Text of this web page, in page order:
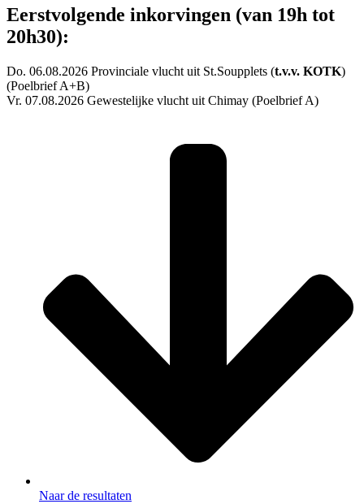
Eerstvolgende inkorvingen (van 19h tot
20h30):
Do. 06.08.2026 Provinciale vlucht uit St.Soupplets (t.v.v. KOTK)
(Poelbrief A+B)
Vr. 07.08.2026 Gewestelijke vlucht uit Chimay (Poelbrief A)
Naar de resultaten